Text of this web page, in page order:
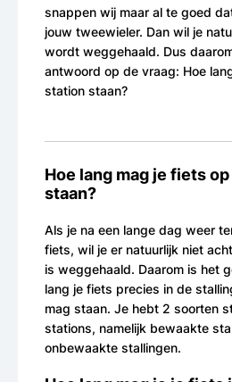
snappen wij maar al te goed
jouw tweewieler. Dan wil je
wordt weggehaald. Dus
antwoord op de vraag: Hoe
station staan?
Hoe lang mag je fiets
staan?
Als je na een lange dag weer
fiets, wil je er natuurlijk niet
is weggehaald. Daarom is het
lang je fiets precies in de
mag staan. Je hebt 2 soorten
stations, namelijk bewaakte
onbewaakte stallingen.